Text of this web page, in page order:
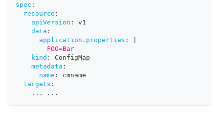
spec :
resource :
apiVersion :
v1
data :
application.properties :
        FOO=Bar
kind :
ConfigMap
metadata :
name :
cmname
targets :
...
...